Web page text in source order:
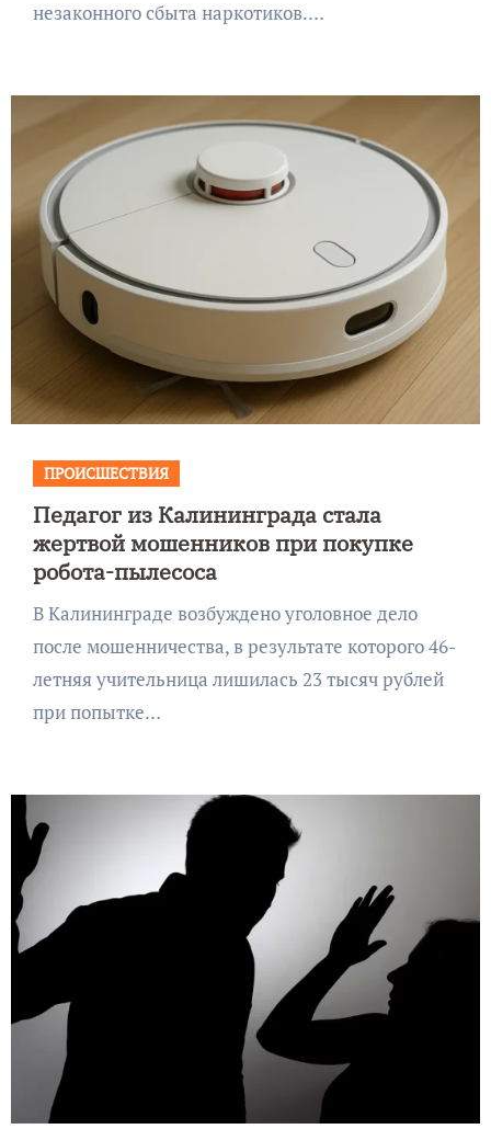
незаконного сбыта наркотиков.…
ПРОИСШЕСТВИЯ
Педагог из Калининграда стала
жертвой мошенников при покупке
робота-пылесоса
В Калининграде возбуждено уголовное дело
после мошенничества, в результате которого 46-
летняя учительница лишилась 23 тысяч рублей
при попытке…